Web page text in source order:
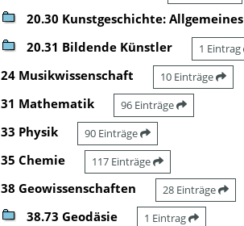
20.30 Kunstgeschichte: Allgemeines
20.31 Bildende Künstler 1 Eintrag
24 Musikwissenschaft 10 Einträge
31 Mathematik 96 Einträge
33 Physik 90 Einträge
35 Chemie 117 Einträge
38 Geowissenschaften 28 Einträge
38.73 Geodäsie 1 Eintrag